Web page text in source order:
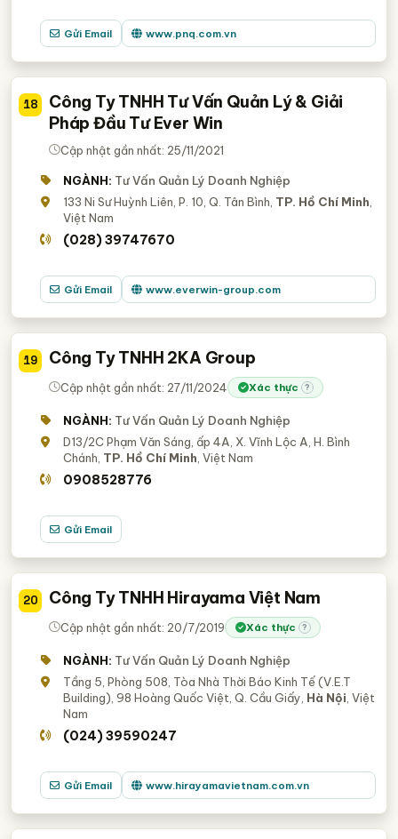
Gửi Email www.pnq.com.vn
18
Công Ty TNHH Tư Vấn Quản Lý & Giải
Pháp Đầu Tư Ever Win
Cập nhật gần nhất: 25/11/2021
NGÀNH: Tư Vấn Quản Lý Doanh Nghiệp
133 Ni Sư Huỳnh Liên, P. 10, Q. Tân Bình, TP. Hồ Chí Minh
Việt Nam
(028) 39747670
Gửi Email www.everwin-group.com
19 Công Ty TNHH 2KA Group
Cập nhật gần nhất: 27/11/2024 Xác thực ?
NGÀNH: Tư Vấn Quản Lý Doanh Nghiệp
D13/2C Phạm Văn Sáng, ấp 4A, X. Vĩnh Lộc A, H. Bình
Chánh, TP. Hồ Chí Minh , Việt Nam
0908528776
Gửi Email
20 Công Ty TNHH Hirayama Việt Nam
Cập nhật gần nhất: 20/7/2019 Xác thực ?
NGÀNH: Tư Vấn Quản Lý Doanh Nghiệp
Tầng 5, Phòng 508, Tòa Nhà Thời Báo Kinh Tế (V.E.T
Building), 98 Hoàng Quốc Việt, Q. Cầu Giấy, Hà Nội , Việt
Nam
(024) 39590247
Gửi Email www.hirayamavietnam.com.vn